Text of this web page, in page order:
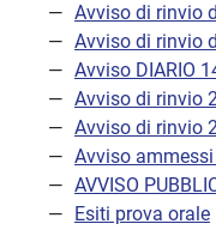
Avviso di rinvio
Avviso di rinvio
Avviso DIARIO
Avviso di rinvio
Avviso di rinvio
Avviso
AVVISO
Esiti prova orale